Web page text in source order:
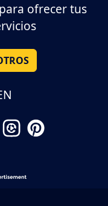
ofrecer tus